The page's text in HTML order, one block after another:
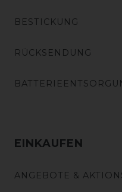
BESTICKUNG
RÜCKSENDUNG
EINKAUFEN
ANGEBOTE &